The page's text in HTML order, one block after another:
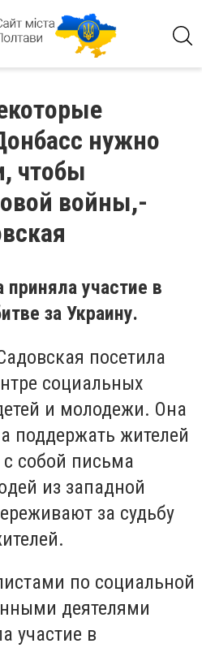
нужно
чтобы
войны,-
приняла участие в
за Украину.
посетила
социальных
и молодежи. Она
поддержать жителей
собой письма
из западной
за судьбу
по социальной
деятелями
участие в